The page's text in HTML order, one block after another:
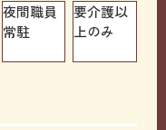
夜間職員
常駐
要介護以
上のみ